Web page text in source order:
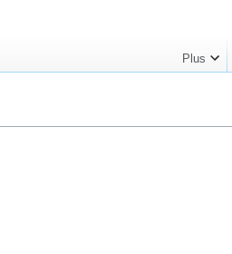
Plus